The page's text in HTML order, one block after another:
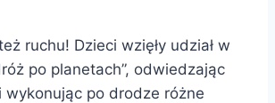
ruchu! Dzieci wzięły udział w
po planetach”, odwiedzając
wykonując po drodze różne